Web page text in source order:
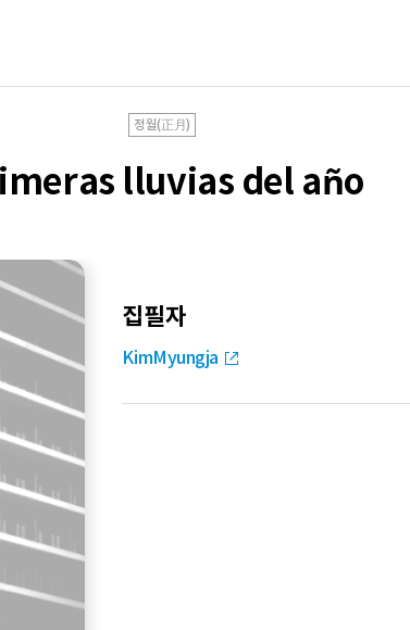
정월(正月)
lluvias del año
집필자
KimMyungja